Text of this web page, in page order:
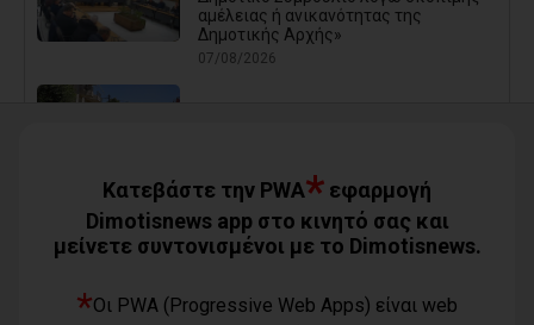
αμέλειας ή ανικανότητας της
Δημοτικής Αρχής»
07/08/2026
07/08/2026
Χάρης Δούκας: Η καλύτερή μου να
07/08/2026
Κατεβάστε την PWA* εφαρμογή
Dimotisnews app στο κινητό σας και
μείνετε συντονισμένοι με το Dimotisnews.
*Οι PWA (Progressive Web Apps) είναι web